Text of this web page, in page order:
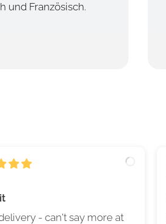
und Französisch.
- can't say more at